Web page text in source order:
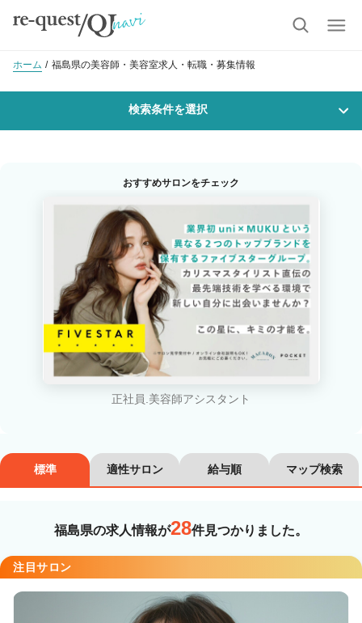
ホーム 福島県の美容師・美容室求人・転職・募集情報
検索条件を選択
沿線・駅を選択 市区町村を選択
技能ランク
美容師スタイリスト 美容師アシスタント
カラーリスト
ヘアメイク・美容部員 アイリスト
講師・インストラクター 営業・販売スタッフ・その他
業務委託・フリーランス 紹介・派遣
おすすめサロンをチェック
正社員.美容師アシスタント
標準 適性サロン 給与順 マップ検索
福島県の求人情報が28件見つかりました。
注目サロン